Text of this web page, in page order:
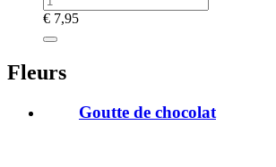
€ 7,95
Fleurs
Goutte de chocolat